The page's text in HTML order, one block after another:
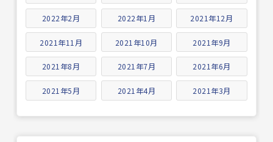
2022年2月 2022年1月 2021年12月
2021年11月 2021年10月 2021年9月
2021年8月 2021年7月 2021年6月
2021年5月 2021年4月 2021年3月